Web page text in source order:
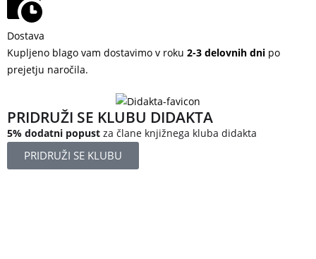
Dostava
Kupljeno blago vam dostavimo v roku 2-3 delovnih dni po
prejetju naročila.
PRIDRUŽI SE KLUBU DIDAKTA
5% dodatni popust za člane knjižnega kluba didakta
PRIDRUŽI SE KLUBU